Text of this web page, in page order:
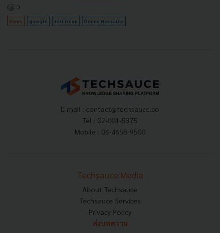
0
News google Jeff Dean Demis Hassabis
E-mail : contact@techsauce.co
Tel : 02-001-5375
Mobile : 06-4658-9500
Techsauce Media
About Techsauce
Techsauce Services
Privacy Policy
ส่งบทความ